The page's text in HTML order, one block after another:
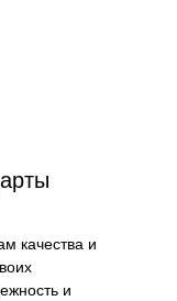
качества и
и